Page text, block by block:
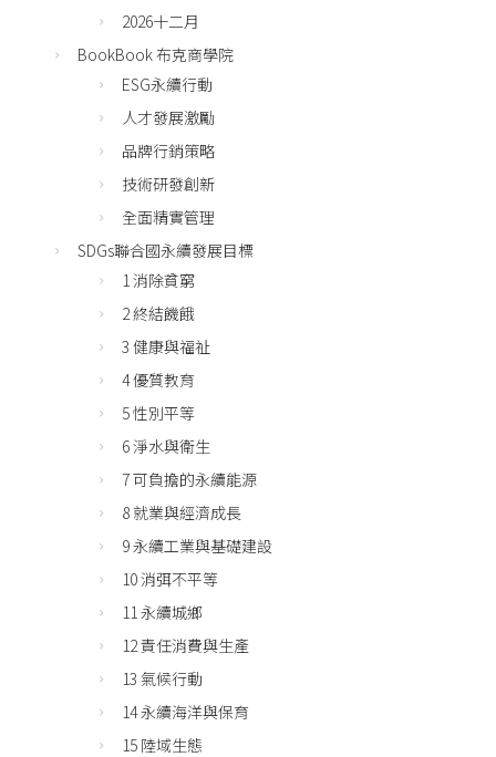
2026十二月
BookBook 布克商學院
ESG永續行動
人才發展激勵
品牌行銷策略
技術研發創新
全面精實管理
SDGs聯合國永續發展目標
1 消除貧窮
2 終結饑餓
3 健康與福祉
4 優質教育
5 性別平等
6 淨水與衛生
7 可負擔的永續能源
8 就業與經濟成長
9 永續工業與基礎建設
10 消弭不平等
11 永續城鄉
12 責任消費與生產
13 氣候行動
14 永續海洋與保育
15 陸域生態